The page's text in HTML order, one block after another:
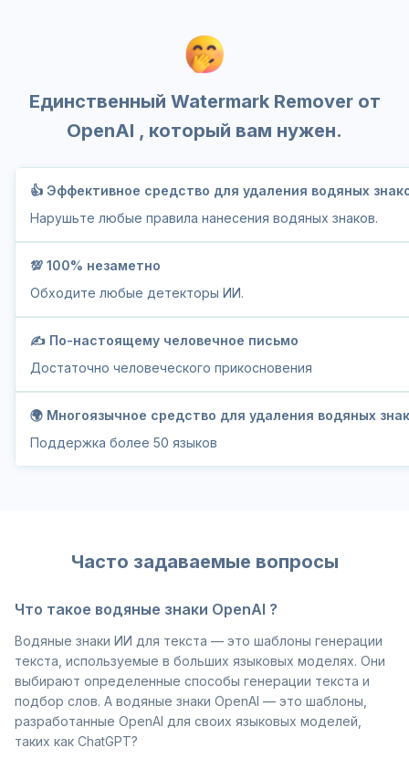
Единственный Watermark Remover от
OpenAI , который вам нужен.
👍 Эффективное средство для удаления водяных
Нарушьте любые правила нанесения водяных знаков.
💯 100% незаметно
Обходите любые детекторы ИИ.
✍️ По-настоящему человечное письмо
Достаточно человеческого прикосновения
🌍 Многоязычное средство для удаления водяных
Поддержка более 50 языков
Часто задаваемые вопросы
Что такое водяные знаки OpenAI ?
Водяные знаки ИИ для текста — это шаблоны генерации
текста, используемые в больших языковых моделях. Они
выбирают определенные способы генерации текста и
подбор слов. А водяные знаки OpenAI — это шаблоны,
разработанные OpenAI для своих языковых моделей,
таких как ChatGPT?